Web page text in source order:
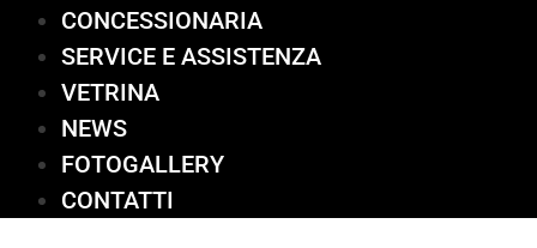
CONCESSIONARIA
SERVICE E ASSISTENZA
VETRINA
NEWS
FOTOGALLERY
CONTATTI